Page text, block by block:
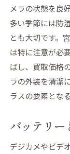
メラの状態を良
多い季節には防
とも大切です。
は特に注意が必
ばし、買取価格
ラの外装を清潔
ラスの要素とな
バッテリー
デジカメやビデ